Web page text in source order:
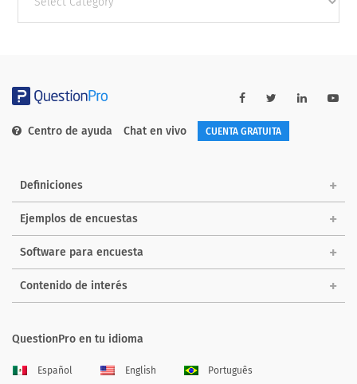
categories
Centro de ayuda Chat en vivo CUENTA GRATUITA
Definiciones
Ejemplos de encuestas
Software para encuesta
Contenido de interés
QuestionPro en tu idioma
Español English Português